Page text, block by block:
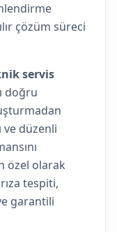
çözüm süreci
servis
doğru
ve düzenli
özel olarak
tespiti,
garantili